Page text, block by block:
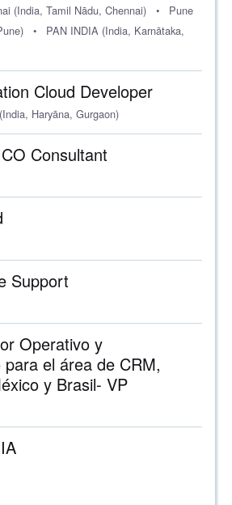
(India, Tamil Nādu, Chennai) •
Pune
•
PAN INDIA (India, Karnātaka,
Cloud Developer
Haryāna, Gurgaon)
Consultant
Support
Operativo y
el área de CRM,
y Brasil- VP